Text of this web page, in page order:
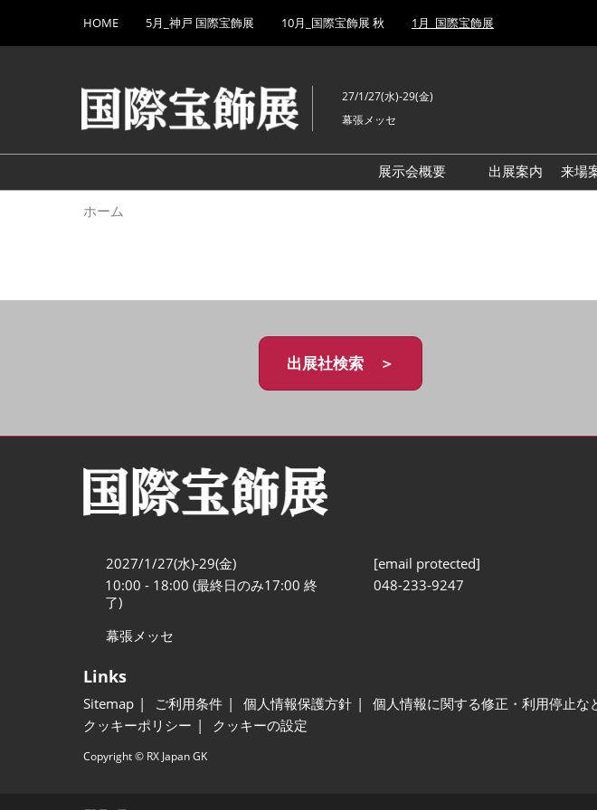
キ
し
て
to
HOME 5月_神戸 国際宝飾展 10月_国際宝飾展 秋 1月_国際宝飾展
27/1/27(水)-29(金)
幕張メッセ
展示会概要
出展案内
来場
ホーム
出展社検索 ＞
2027/1/27(水)-29(金)
10:00 - 18:00 (最終日のみ17:00 終
了)
幕張メッセ
[email protected]
048-233-9247
Links
Sitemap ご利用条件 個人情報保護方針 個人情報に関する修正・利用停止な
クッキーポリシー
クッキーの設定
Copyright © RX Japan GK